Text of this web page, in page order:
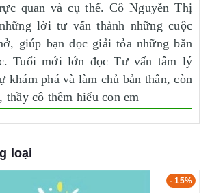
quan và cụ thể. Cô Nguyễn Thị
lời tư vấn thành những cuộc
giúp bạn đọc giải tỏa những băn
Tuổi mới lớn đọc Tư vấn tâm lý
khám phá và làm chủ bản thân, còn
thầy cô thêm hiểu con em
loại
- 15%